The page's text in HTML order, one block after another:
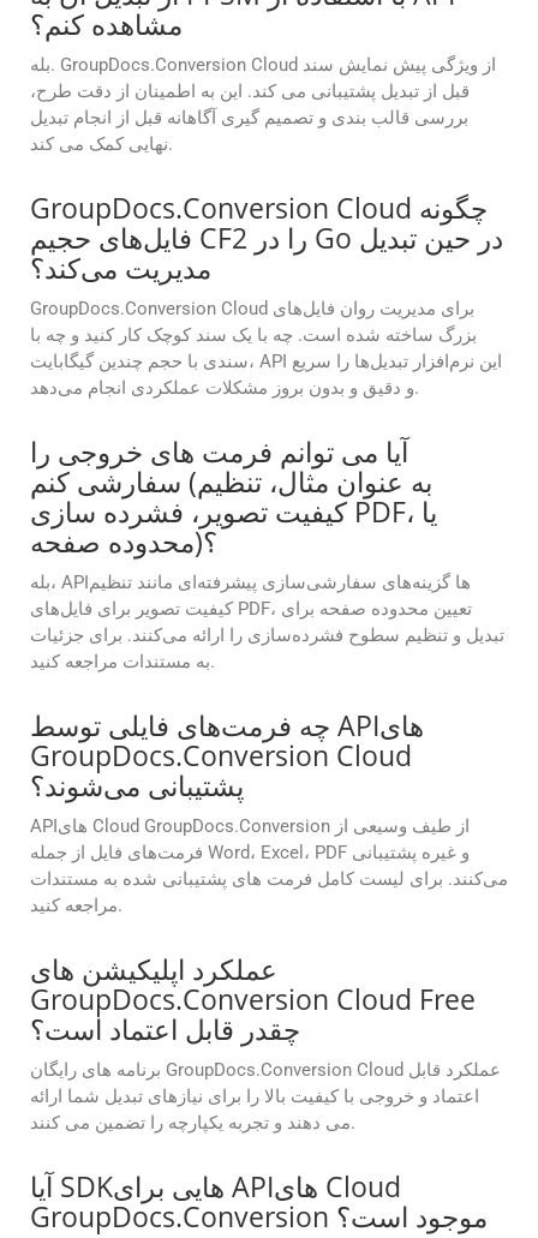
مشاهده کنم؟
بله. GroupDocs.Conversion Cloud از ویژگی پیش نمایش سند
قبل از تبدیل پشتیبانی می کند. این به اطمینان از دقت طرح،
بررسی قالب بندی و تصمیم گیری آگاهانه قبل از انجام تبدیل
نهایی کمک می کند.
GroupDocs.Conversion Cloud چگونه
فایل‌های حجیم CF2 را در Go در حین تبدیل
مدیریت می‌کند؟
GroupDocs.Conversion Cloud برای مدیریت روان فایل‌های
بزرگ ساخته شده است. چه با یک سند کوچک کار کنید و چه با
سندی با حجم چندین گیگابایت، API این نرم‌افزار تبدیل‌ها را سریع
و دقیق و بدون بروز مشکلات عملکردی انجام می‌دهد.
آیا می توانم فرمت های خروجی را
سفارشی کنم (به عنوان مثال، تنظیم
کیفیت تصویر، فشرده سازی PDF، یا
محدوده صفحه)؟
بله، APIها گزینه‌های سفارشی‌سازی پیشرفته‌ای مانند تنظیم
کیفیت تصویر برای فایل‌های PDF، تعیین محدوده صفحه برای
تبدیل و تنظیم سطوح فشرده‌سازی را ارائه می‌کنند. برای جزئیات
به مستندات مراجعه کنید.
چه فرمت‌های فایلی توسط APIهای
GroupDocs.Conversion Cloud
پشتیبانی می‌شوند؟
APIهای Cloud GroupDocs.Conversion از طیف وسیعی از
فرمت‌های فایل از جمله Word، Excel، PDF و غیره پشتیبانی
می‌کنند. برای لیست کامل فرمت های پشتیبانی شده به مستندات
مراجعه کنید.
عملکرد اپلیکیشن های
GroupDocs.Conversion Cloud Free
چقدر قابل اعتماد است؟
برنامه های رایگان GroupDocs.Conversion Cloud عملکرد قابل
اعتماد و خروجی با کیفیت بالا را برای نیازهای تبدیل شما ارائه
می دهند و تجربه یکپارچه را تضمین می کنند.
آیا SDKهایی برای APIهای Cloud
GroupDocs.Conversion موجود است؟